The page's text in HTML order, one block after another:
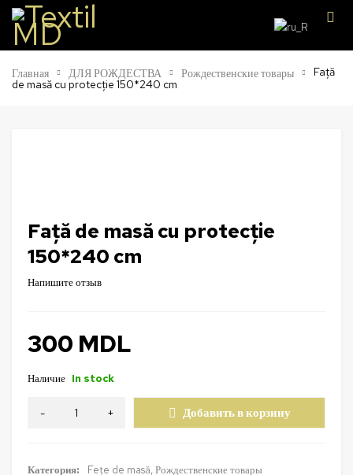
Главная ДЛЯ РОЖДЕСТВА Рождественские товары
Față
de masă cu protecție 150*240 cm
Față de masă cu protecție
150*240 cm
Напишите отзыв
300 MDL
Наличие In stock
Добавить в корзину
Категория: Fețe de masă, Рождественские товары